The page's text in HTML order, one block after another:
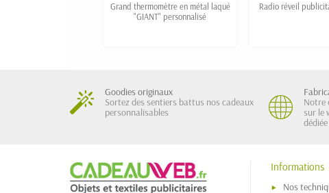
Grand thermomètre en métal laqué
"GIANT" personnalisé
Radio réveil
Goodies originaux
Sortez des sentiers battus nos cadeaux
personnalisables
Notre
sur le
Informations
Nos